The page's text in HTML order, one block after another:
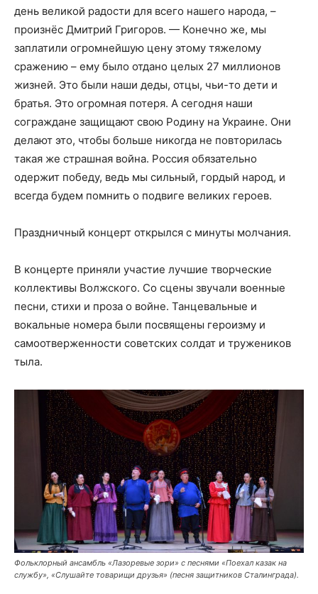
день великой радости для всего нашего народа, –
произнёс Дмитрий Григоров. — Конечно же, мы
заплатили огромнейшую цену этому тяжелому
сражению – ему было отдано целых 27 миллионов
жизней. Это были наши деды, отцы, чьи-то дети и
братья. Это огромная потеря. А сегодня наши
сограждане защищают свою Родину на Украине. Они
делают это, чтобы больше никогда не повторилась
такая же страшная война. Россия обязательно
одержит победу, ведь мы сильный, гордый народ, и
всегда будем помнить о подвиге великих героев.
Праздничный концерт открылся с минуты молчания.
В концерте приняли участие лучшие творческие
коллективы Волжского. Со сцены звучали военные
песни, стихи и проза о войне. Танцевальные и
вокальные номера были посвящены героизму и
самоотверженности советских солдат и тружеников
тыла.
Фольклорный ансамбль «Лазоревые зори» с песнями «Поехал казак на
службу», «Слушайте товарищи друзья» (песня защитников Сталинграда).